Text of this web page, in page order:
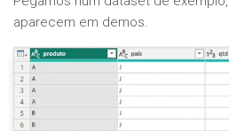
aparecem em demos.